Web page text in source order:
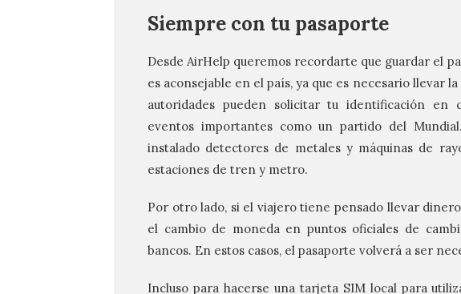
Siempre con tu pasaporte
DesdeAirHelp queremos recordarte que guardar el
es aconsejable en el país, ya que es necesario llevar
autoridades pueden solicitar tu identificación en
eventos importantes como un partido del
instalado detectores de metales y máquinas de
estaciones de tren y metro.
Por otro lado, si el viajero tiene pensado llevar
el cambio de moneda en puntos oficiales de
bancos. En estos casos, el pasaporte volverá a ser
Incluso para hacerse una tarjeta SIM local para